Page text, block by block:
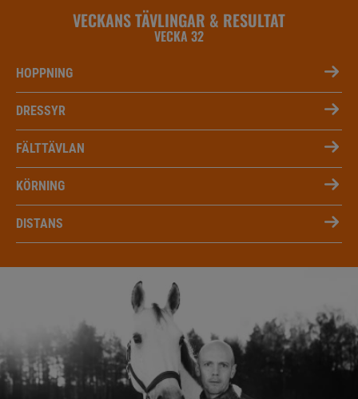
VECKANS TÄVLINGAR & RESULTAT
VECKA 32
HOPPNING
DRESSYR
FÄLTTÄVLAN
KÖRNING
DISTANS